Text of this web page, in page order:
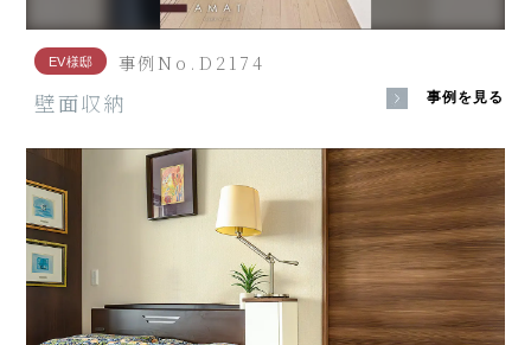
EV様邸 事例No.D2174
壁面収納 事例を見る